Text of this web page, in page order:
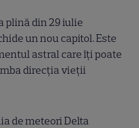
plină din 29 iulie
un nou capitol. Este
astral care îți poate
direcția vieții
de meteori Delta